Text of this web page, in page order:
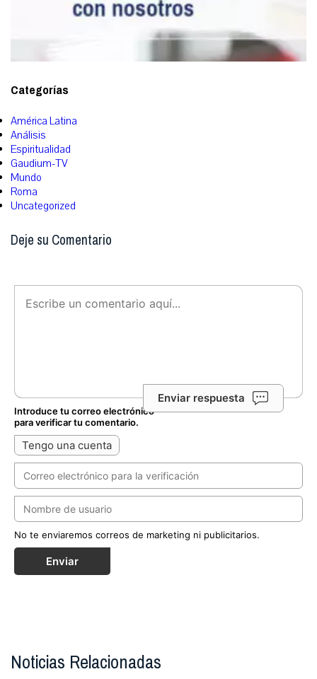
Categorías
América Latina
Análisis
Espiritualidad
Gaudium-TV
Mundo
Roma
Uncategorized
Deje su Comentario
Enviar respuesta
Introduce tu correo electrónico
para verificar tu comentario.
Tengo una cuenta
No te enviaremos correos de marketing ni publicitarios.
Enviar
Noticias Relacionadas